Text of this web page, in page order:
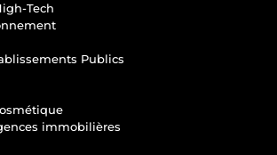
Tech
Publics
immobilières